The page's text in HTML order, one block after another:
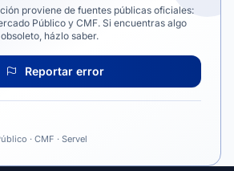
proviene de fuentes públicas oficiales:
Público y CMF. Si encuentras algo
házlo saber.
Reportar error
· CMF · Servel